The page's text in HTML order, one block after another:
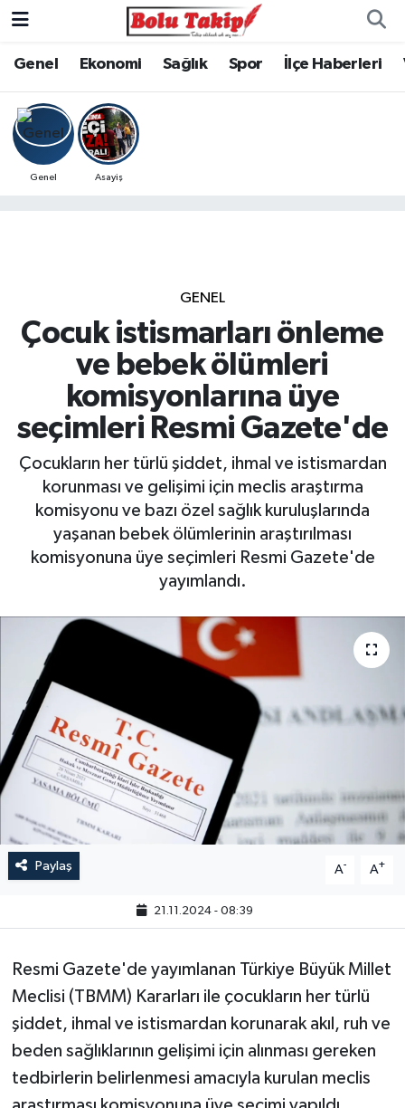
Genel Ekonomi Sağlık Spor İlçe Haberleri
Genel Asayiş
GENEL
Çocuk istismarları önleme
ve bebek ölümleri
komisyonlarına üye
seçimleri Resmi Gazete'de
Çocukların her türlü şiddet, ihmal ve istismardan
korunması ve gelişimi için meclis araştırma
komisyonu ve bazı özel sağlık kuruluşlarında
yaşanan bebek ölümlerinin araştırılması
komisyonuna üye seçimleri Resmi Gazete'de
yayımlandı.
Paylaş A- A+
21.11.2024 - 08:39
Resmi Gazete'de yayımlanan Türkiye Büyük Millet
Meclisi (TBMM) Kararları ile çocukların her türlü
şiddet, ihmal ve istismardan korunarak akıl, ruh ve
beden sağlıklarının gelişimi için alınması gereken
tedbirlerin belirlenmesi amacıyla kurulan meclis